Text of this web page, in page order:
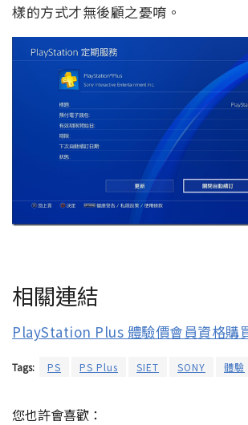
樣的方式才無後顧之憂唷。
相關連結
PlayStation Plus 體驗價會員資格購
Tags: PS PS Plus SIET SONY 體驗
您也許會喜歡：